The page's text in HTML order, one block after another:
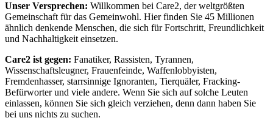
Unser Versprechen: Willkommen bei Care2, der weltgrößten
Gemeinschaft für das Gemeinwohl. Hier finden Sie 45 Millionen
ähnlich denkende Menschen, die sich für Fortschritt, Freundlichkeit
und Nachhaltigkeit einsetzen.
Care2 ist gegen: Fanatiker, Rassisten, Tyrannen,
Wissenschaftsleugner, Frauenfeinde, Waffenlobbyisten,
Fremdenhasser, starrsinnige Ignoranten, Tierquäler, Fracking-
Befürworter und viele andere. Wenn Sie sich auf solche Leuten
einlassen, können Sie sich gleich verziehen, denn dann haben Sie
bei uns nichts zu suchen.